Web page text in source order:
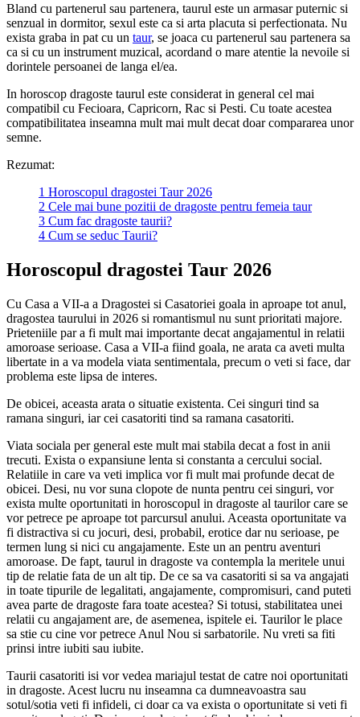
Bland cu partenerul sau partenera, taurul este un armasar puternic si
senzual in dormitor, sexul este ca si arta placuta si perfectionata. Nu
exista graba in pat cu un taur, se joaca cu partenerul sau partenera sa
ca si cu un instrument muzical, acordand o mare atentie la nevoile si
dorintele persoanei de langa el/ea.
In horoscop dragoste taurul este considerat in general cel mai
compatibil cu Fecioara, Capricorn, Rac si Pesti. Cu toate acestea
compatibilitatea inseamna mult mai mult decat doar compararea unor
semne.
Rezumat:
1 Horoscopul dragostei Taur 2026
2 Cele mai bune pozitii de dragoste pentru femeia taur
3 Cum fac dragoste taurii?
4 Cum se seduc Taurii?
Horoscopul dragostei Taur 2026
Cu Casa a VII-a a Dragostei si Casatoriei goala in aproape tot anul,
dragostea taurului in 2026 si romantismul nu sunt prioritati majore.
Prieteniile par a fi mult mai importante decat angajamentul in relatii
amoroase serioase. Casa a VII-a fiind goala, ne arata ca aveti multa
libertate in a va modela viata sentimentala, precum o veti si face, dar
problema este lipsa de interes.
De obicei, aceasta arata o situatie existenta. Cei singuri tind sa
ramana singuri, iar cei casatoriti tind sa ramana casatoriti.
Viata sociala per general este mult mai stabila decat a fost in anii
trecuti. Exista o expansiune lenta si constanta a cercului social.
Relatiile in care va veti implica vor fi mult mai profunde decat de
obicei. Desi, nu vor suna clopote de nunta pentru cei singuri, vor
exista multe oportunitati in horoscopul in dragoste al taurilor care se
vor petrece pe aproape tot parcursul anului. Aceasta oportunitate va
fi distractiva si cu jocuri, desi, probabil, erotice dar nu serioase, pe
termen lung si nici cu angajamente. Este un an pentru aventuri
amoroase. De fapt, taurul in dragoste va contempla la meritele unui
tip de relatie fata de un alt tip. De ce sa va casatoriti si sa va angajati
in toate tipurile de legalitati, angajamente, compromisuri, cand puteti
avea parte de dragoste fara toate acestea? Si totusi, stabilitatea unei
relatii cu angajament are, de asemenea, ispitele ei. Taurilor le place
sa stie cu cine vor petrece Anul Nou si sarbatorile. Nu vreti sa fiti
prinsi intre iubiti sau iubite.
Taurii casatoriti isi vor vedea mariajul testat de catre noi oportunitati
in dragoste. Acest lucru nu inseamna ca dumneavoastra sau
sotul/sotia veti fi infideli, ci doar ca va exista o oportunitate si veti fi